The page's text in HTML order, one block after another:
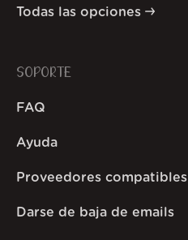
Todas las opciones
SOPORTE
FAQ
Ayuda
Proveedores compatibles
Darse de baja de emails